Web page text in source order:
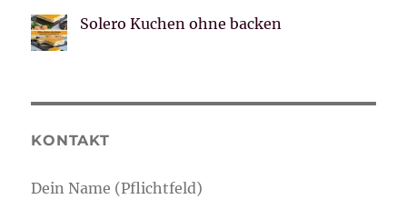
Solero Kuchen ohne backen
KONTAKT
Dein Name (Pflichtfeld)